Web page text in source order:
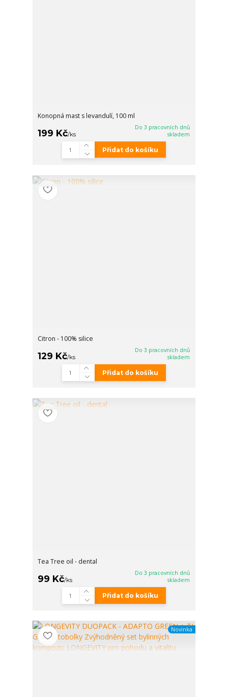
Konopná mast s levandulí, 100 ml
199 Kč/ks
Do 3 pracovních dnů
skladem
Přidat do košíku
Citron - 100% silice
129 Kč/ks
Do 3 pracovních dnů
skladem
Přidat do košíku
Tea Tree oil - dental
99 Kč/ks
Do 3 pracovních dnů
skladem
Přidat do košíku
Novinka